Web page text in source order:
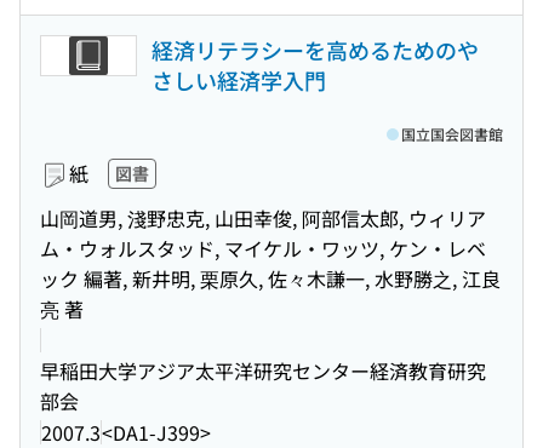
経済リテラシーを高めるためのや
さしい経済学入門
紙 図書
山岡道男, 淺野忠克, 山田幸俊, 阿部信太郎, ウィリア
ム・ウォルスタッド, マイケル・ワッツ, ケン・レベ
ック 編著, 新井明, 栗原久, 佐々木謙一, 水野勝之, 江良
亮 著
早稲田大学アジア太平洋研究センター経済教育研究
部会
2007.3<DA1-J399>
国立国会図書館